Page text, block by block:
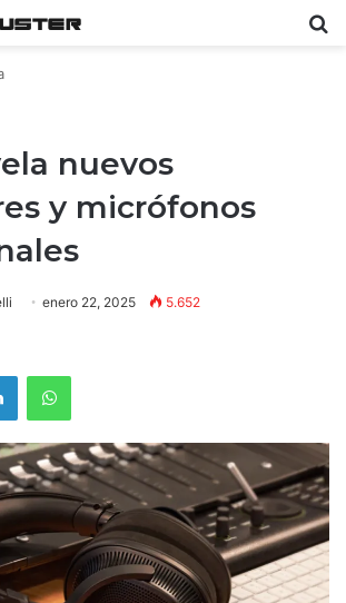
nuevos
y micrófonos
enero 22, 2025 5.652
LinkedInWhatsApp